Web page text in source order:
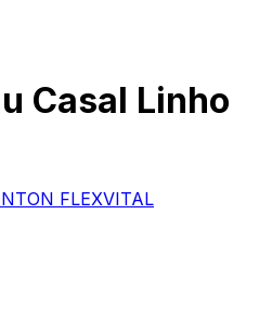
Casal Linho
FLEXVITAL